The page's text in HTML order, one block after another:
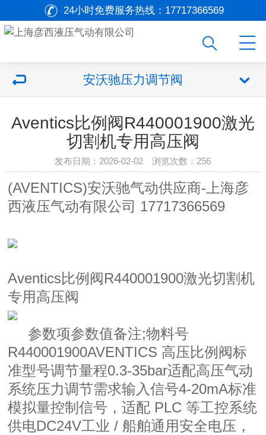
24小时免费服务热线： 17717366569
安沃驰压力调节阀
Aventics比例阀R440001900激光
切割机专用高压阀
发布日期：2026-02-02 浏览次数： 256
(AVENTICS)安沃驰气动供应商-上海彦
西液压气动有限公司 17717366569
Aventics比例阀R440001900激光切割机
专用高压阀
参数项参数值备注;物料号
R440001900AVENTICS 高压比例阀标
准型号调节量程0.3-35bar适配高压气动
系统压力调节需求输入信号4-20mA标准
模拟量控制信号，适配 PLC 等工控系统
供电DC24V工业 / 船舶通用安全电压，